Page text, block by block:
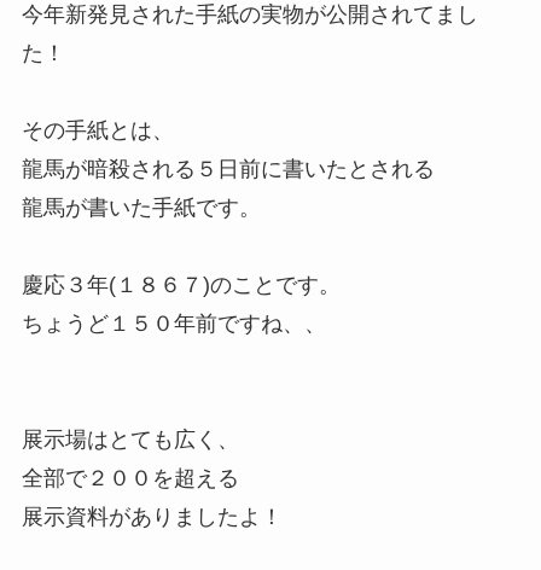
今年新発見された手紙の実物が公開されてまし
た！
その手紙とは、
龍馬が暗殺される５日前に書いたとされる
龍馬が書いた手紙です。
慶応３年(１８６７)のことです。
ちょうど１５０年前ですね、、
展示場はとても広く、
全部で２００を超える
展示資料がありましたよ！